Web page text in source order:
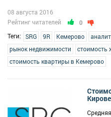
Рейтинг читателей 0
08 августа 2016
Теги: SRG 9R Кемерово
рынок недвижимости
стоимость
стоимость квартиры в Кемерово